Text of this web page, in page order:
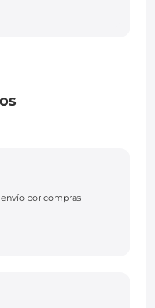
por compras